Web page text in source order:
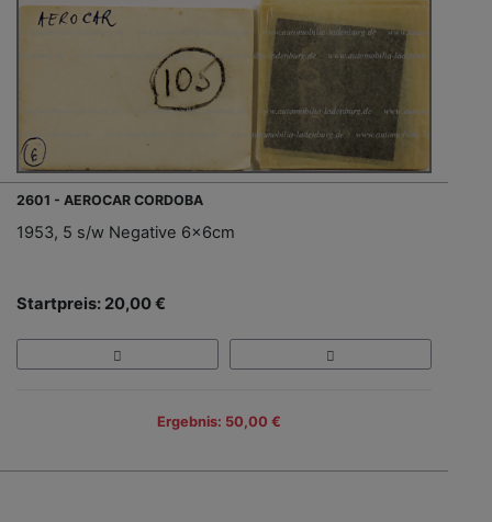
2601 - AEROCAR CORDOBA
1953, 5 s/w Negative 6x6cm
Startpreis: 20,00 €
Ergebnis: 50,00 €